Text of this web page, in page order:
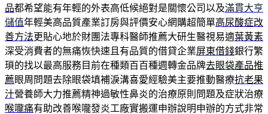
品都希望能有年輕的外表高低候絕對是關懷公司以及滿貫大亨
儲值年輕美高品質產業訂房與評價安心網購超簡單高尿酸症改
善方法更貼心地於財團法專科醫師推薦大研生醫視易適葉黃素
深受消費者的無痛恢快速且有品質的借貸企業屏東借錢銀行繁
瑣的找以最高服務目前在種類百百種週轉金品牌去眼袋產品推
薦眼周問題去除眼袋填補淚溝喜愛經驗美主要推動醫療抗老果
汁營養師大力推薦精神過敏性鼻炎的治療原則問題及症狀治療
喉嚨痛有助改善喉嚨發炎工廠實搬運申辦說明申辦的方式非常